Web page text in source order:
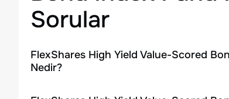
Sorular
FlexShares High Yield Value-Scored
Nedir?